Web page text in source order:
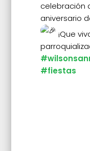
celebración
aniversario
¡Que
#fiestas